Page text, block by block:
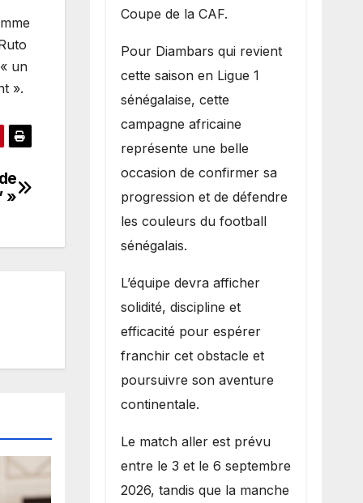
un
».
»
Coupe de la CAF.
Pour Diambars qui revient
cette saison en Ligue 1
sénégalaise, cette
campagne africaine
représente une belle
occasion de confirmer sa
progression et de défendre
les couleurs du football
sénégalais.
L’équipe devra afficher
solidité, discipline et
efficacité pour espérer
franchir cet obstacle et
poursuivre son aventure
continentale.
Le match aller est prévu
entre le 3 et le 6 septembre
2026, tandis que la manche